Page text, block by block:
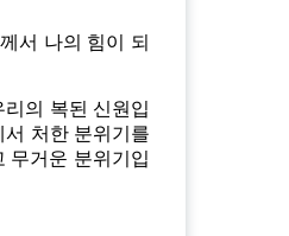
서 나의 힘이 되
의 복된 신원입
처한 분위기를
무거운 분위기입